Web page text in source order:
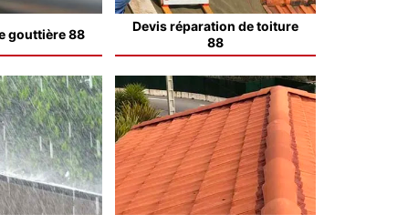
gouttière 88
Devis réparation de toiture
88